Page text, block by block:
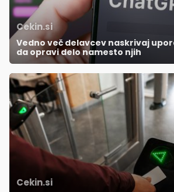
Cekin.si
Vedno več delavcev naskrivaj
da opravi delo namesto njih
Cekin.si